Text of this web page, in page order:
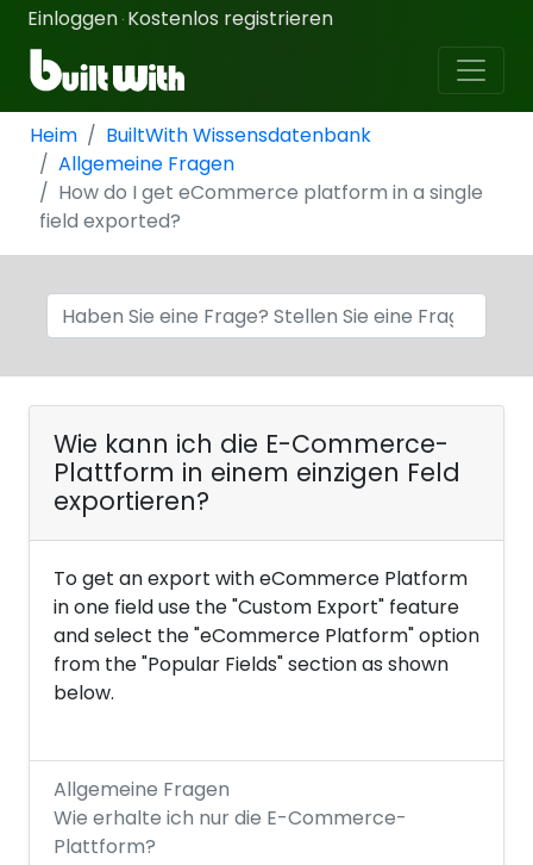
Einloggen · Kostenlos registrieren
Heim
BuiltWith Wissensdatenbank
Allgemeine Fragen
How do I get eCommerce platform in a single
field exported?
Wie kann ich die E-Commerce-
Plattform in einem einzigen Feld
exportieren?
To get an export with eCommerce Platform
in one field use the "Custom Export" feature
and select the "eCommerce Platform" option
from the "Popular Fields" section as shown
below.
Allgemeine Fragen
Wie erhalte ich nur die E-Commerce-
Plattform?